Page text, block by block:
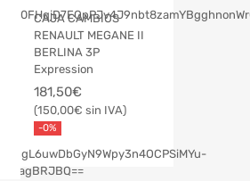
CAJA CAMBIOS
RENAULT MEGANE II
BERLINA 3P
Expression
181,50€
150,00€
-0%